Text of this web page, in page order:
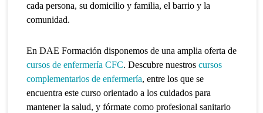
cada persona, su domicilio y familia, el barrio y la
comunidad.
En DAE Formación disponemos de una amplia oferta de
cursos de enfermería CFC. Descubre nuestroscursos
complementarios de enfermería, entre los que se
encuentra este curso orientado a los cuidados para
mantener la salud, y fórmate como profesional sanitario